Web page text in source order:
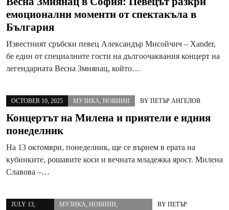
емоционални моменти от спектакъла в
България
Известният сръбски певец Александър Мисойчич – Xander,
бе един от специалните гости на дългоочаквания концерт на
легендарната Весна Змиянац, който…
OCTOBER 10, 2025 МУЗИКА НОВИНИ BY ПЕТЪР АНГЕЛОВ
Концертът на Милена и приятели е идния
понеделник
На 13 октомври, понеделник, ще се върнем в ерата на
кубинките, рошавите коси и вечната младежка ярост. Милена
Славова –…
JULY 13,
МУЗИКА НОВИНИ BYПЕТЪР